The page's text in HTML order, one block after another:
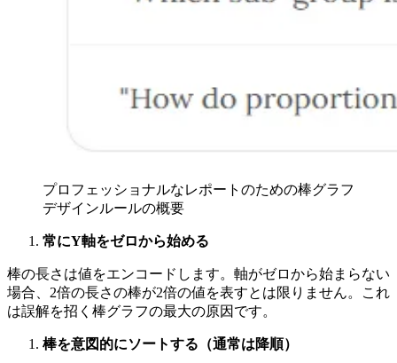
プロフェッショナルなレポートのための棒グラフ
デザインルールの概要
常にY軸をゼロから始める
棒の長さは値をエンコードします。軸がゼロから始まらない
場合、2倍の長さの棒が2倍の値を表すとは限りません。これ
は誤解を招く棒グラフの最大の原因です。
棒を意図的にソートする（通常は降順）